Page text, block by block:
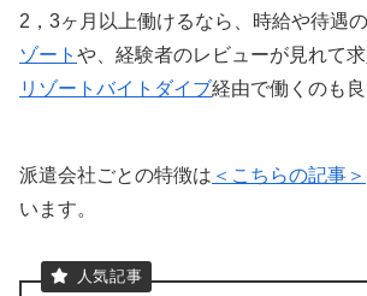
2，3ヶ月以上働けるなら、時給や待遇
ゾート や、経験者のレビューが見れて
リゾートバイトダイブ経由で働くのも良
派遣会社ごとの特徴は ＜こちらの記事＞
います。